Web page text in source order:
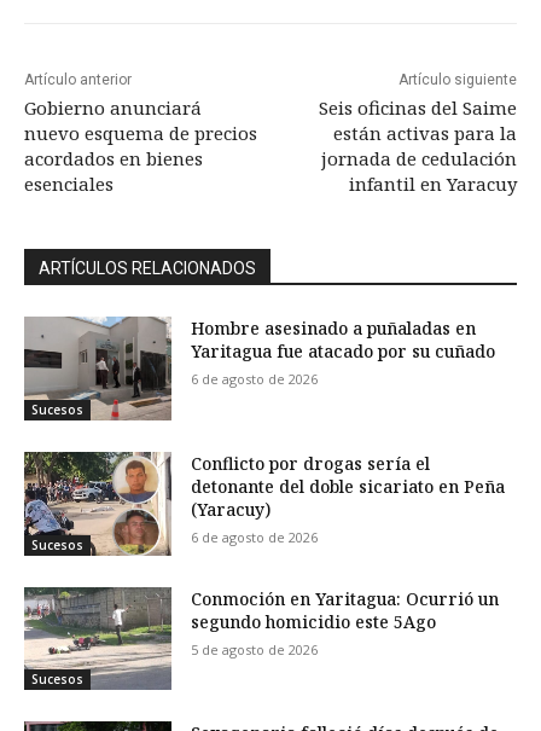
Artículo anterior
Gobierno anunciará
nuevo esquema de precios
acordados en bienes
esenciales
Artículo siguiente
Seis oficinas del Saime
están activas para la
jornada de cedulación
infantil en Yaracuy
ARTÍCULOS RELACIONADOS
Sucesos
Hombre asesinado a puñaladas en
Yaritagua fue atacado por su cuñado
6 de agosto de 2026
Sucesos
Conflicto por drogas sería el
detonante del doble sicariato en Peña
(Yaracuy)
6 de agosto de 2026
Sucesos
Conmoción en Yaritagua: Ocurrió un
segundo homicidio este 5Ago
5 de agosto de 2026